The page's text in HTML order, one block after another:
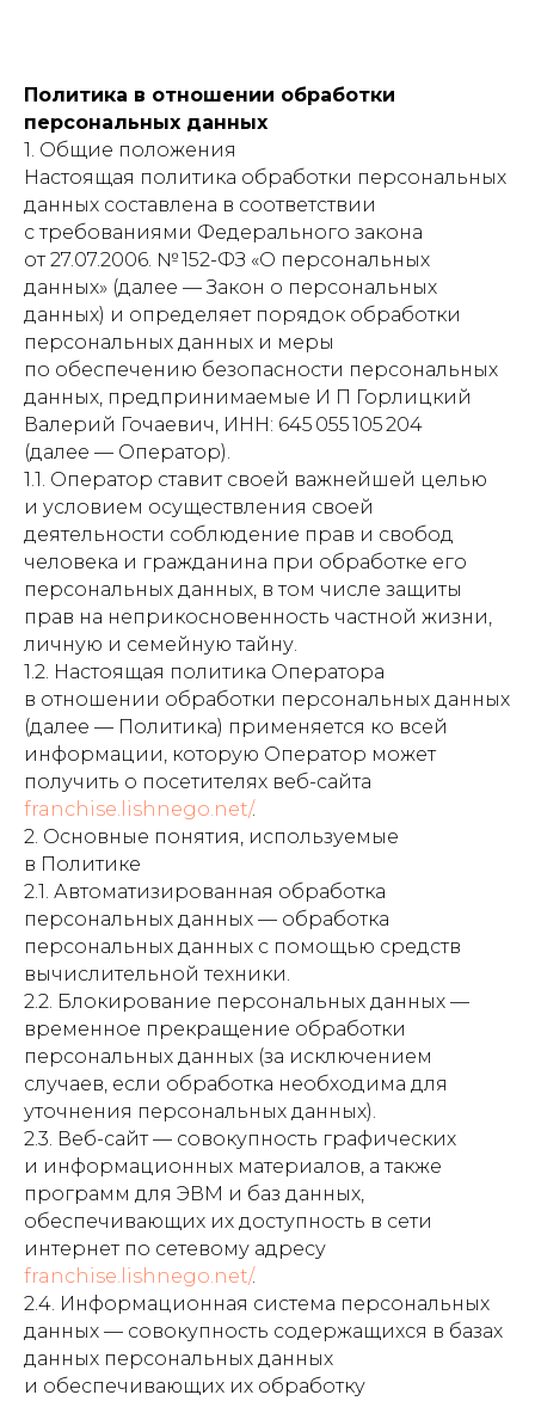
Политика в отношении обработки
персональных данных
1. Общие положения
Настоящая политика обработки персональных
данных составлена в соответствии
с требованиями Федерального закона
от 27.07.2006. № 152-ФЗ «О персональных
данных» (далее — Закон о персональных
данных) и определяет порядок обработки
персональных данных и меры
по обеспечению безопасности персональных
данных, предпринимаемые И П Горлицкий
Валерий Гочаевич, ИНН: 645 055 105 204
(далее — Оператор).
1.1. Оператор ставит своей важнейшей целью
и условием осуществления своей
деятельности соблюдение прав и свобод
человека и гражданина при обработке его
персональных данных, в том числе защиты
прав на неприкосновенность частной жизни,
личную и семейную тайну.
1.2. Настоящая политика Оператора
в отношении обработки персональных данных
(далее — Политика) применяется ко всей
информации, которую Оператор может
получить о посетителях веб-сайта
franchise.lishnego.net/.
2. Основные понятия, используемые
в Политике
2.1. Автоматизированная обработка
персональных данных — обработка
персональных данных с помощью средств
вычислительной техники.
2.2. Блокирование персональных данных —
временное прекращение обработки
персональных данных (за исключением
случаев, если обработка необходима для
уточнения персональных данных).
2.3. Веб-сайт — совокупность графических
и информационных материалов, а также
программ для ЭВМ и баз данных,
обеспечивающих их доступность в сети
интернет по сетевому адресу
franchise.lishnego.net/.
2.4. Информационная система персональных
данных — совокупность содержащихся в базах
данных персональных данных
и обеспечивающих их обработку